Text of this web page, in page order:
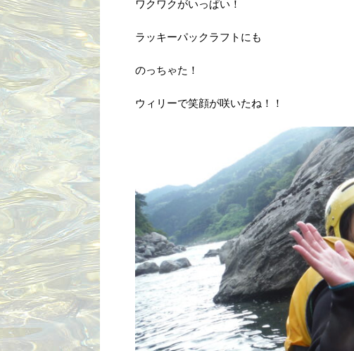
ワクワクがいっぱい！
ラッキーパックラフトにも
のっちゃた！
ウィリーで笑顔が咲いたね！！